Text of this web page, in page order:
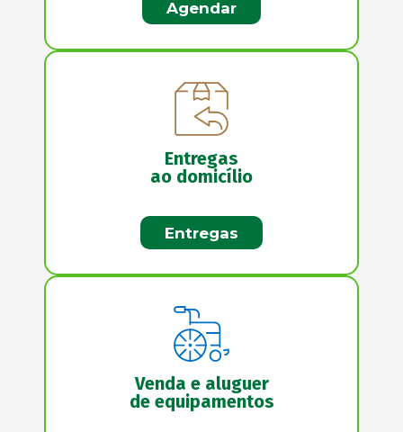
Agendar
Entregas
ao domicílio
Entregas
Venda e aluguer
de equipamentos